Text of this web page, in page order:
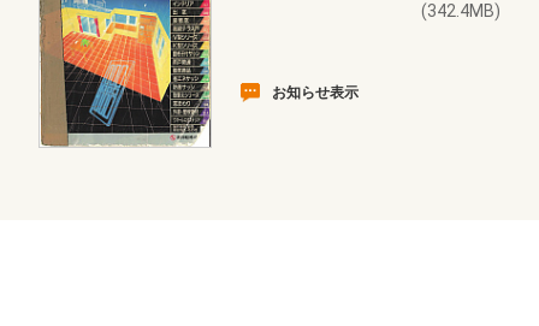
(342.4MB)
お知らせ表示